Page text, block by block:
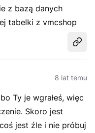
z bazą danych
tabelki z vmcshop
8 lat temu
Ty je wgrałeś, więc
Skoro jest
jest źle i nie próbuj